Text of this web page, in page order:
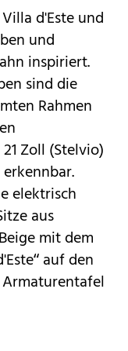
d'Este und
und
inspiriert.
sind die
Rahmen
Zoll (Stelvio)
elektrisch
aus
mit dem
auf den